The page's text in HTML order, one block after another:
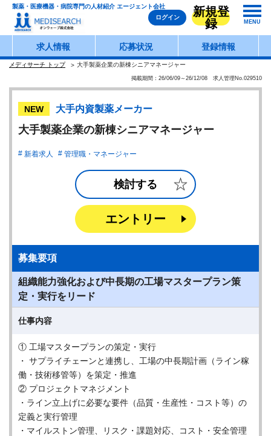
製薬・医療機器・病院専門の人材紹介 エージェント会社
ログイン
新規登
録
MENU
求人情報 応募状況 登録情報
メディサーチ トップ 大手製薬企業の新棟シニアマネージャー
掲載期間：26/06/09～26/12/08 求人管理No.029510
NEW 大手内資製薬メーカー
大手製薬企業の新棟シニアマネージャー
新着求人 管理職・マネージャー
検討する
エントリー
募集要項
組織能力強化および中長期の工場マスタープラン策
定・実行をリード
仕事内容
① 工場マスタープランの策定・実行
・ サプライチェーンと連携し、工場の中長期計画（ライン稼
働・技術移管等）を策定・推進
② プロジェクトマネジメント
・ライン立上げに必要な要件（品質・生産性・コスト等）の
定義と実行管理
・マイルストン管理、リスク・課題対応、コスト・安全管理